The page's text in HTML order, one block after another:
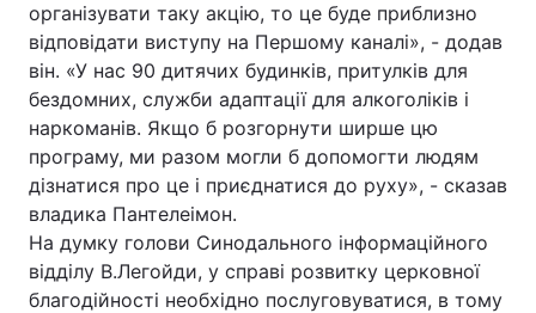
організувати таку акцію, то це буде приблизно
відповідати виступу на Першому каналі», - додав
він. «У нас 90 дитячих будинків, притулків для
бездомних, служби адаптації для алкоголіків і
наркоманів. Якщо б розгорнути ширше цю
програму, ми разом могли б допомогти людям
дізнатися про це і приєднатися до руху», - сказав
владика Пантелеімон.
На думку голови Синодального інформаційного
відділу В.Легойди, у справі розвитку церковної
благодійності необхідно послуговуватися, в тому